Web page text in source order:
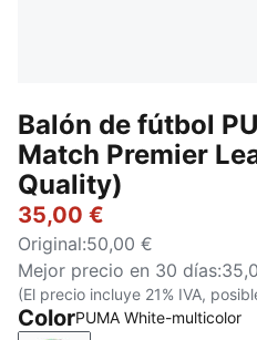
Balón de fútbol
Match Premier
Quality)
35,00 €
Original:50,00 €
Mejor precio en 30 días:
(El precio incluye 21% IVA,
ColorPUMA White-multicolor